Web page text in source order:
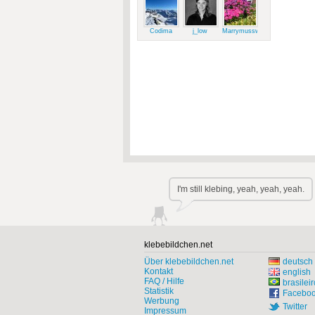
Codima j_low Marrymussweg
I'm still klebing, yeah, yeah, yeah.
klebebildchen.net
Über klebebildchen.net
Kontakt
FAQ / Hilfe
Statistik
Werbung
Impressum
deutsch
english
Twitter